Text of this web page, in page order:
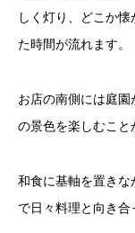
しく灯り、どこか
た時間が流れます。
お店の南側には庭
の景色を楽しむこと
和食に基軸を置き
で日々料理と向き合